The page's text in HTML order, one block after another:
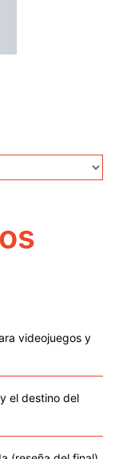
videojuegos y
el destino del